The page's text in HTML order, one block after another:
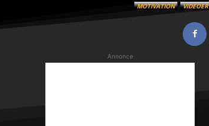
MOTIVATION VIDEOER
Annonce